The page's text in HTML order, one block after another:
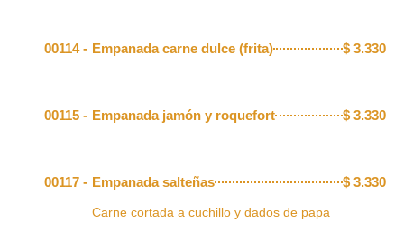
00114 - Empanada carne dulce (frita) $3.330
00115 - Empanada jamón y roquefort $3.330
00117 - Empanada salteñas $3.330
Carne cortada a cuchillo y dados de papa